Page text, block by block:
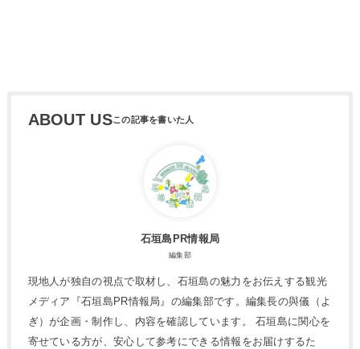
ABOUT US
石垣島PR情報局
編集部
現地人が独自の視点で取材し、石垣島の魅力をお伝えする観光
メディア『石垣島PR情報局』の編集部です。編集長の與儀（よ
ぎ）が企画・制作し、内容を確認しています。 石垣島に関心を
寄せている方が、安心して参考にできる情報をお届けするた